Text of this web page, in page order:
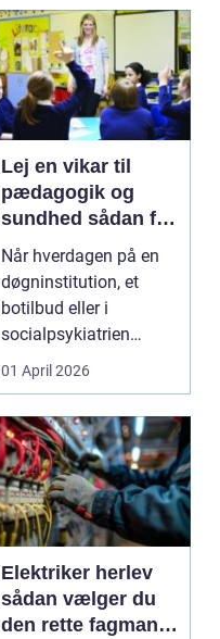
Lej en vikar til
pædagogik og
sundhed sådan får
du den rette hjælp
Når hverdagen på en
døgninstitution, et
botilbud eller i
socialpsykiatrien
pludselig ændrer sig,
kan...
01 April 2026
Elektriker herlev
sådan vælger du
den rette fagmand